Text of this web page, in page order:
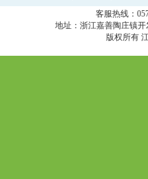
客服热线：
地址：浙江嘉善陶庄镇开
版权所有